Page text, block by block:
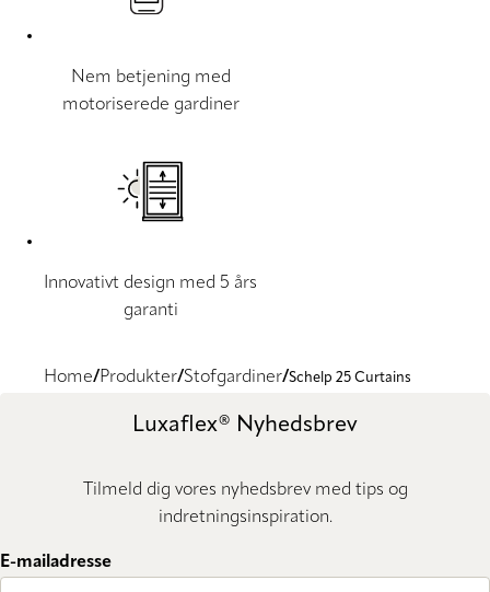
Nem betjening med
motoriserede gardiner
Innovativt design med 5 års
garanti
Home Produkter Stofgardiner Schelp 25 Curtains
Luxaflex® Nyhedsbrev
Tilmeld dig vores nyhedsbrev med tips og
indretningsinspiration.
E-mailadresse